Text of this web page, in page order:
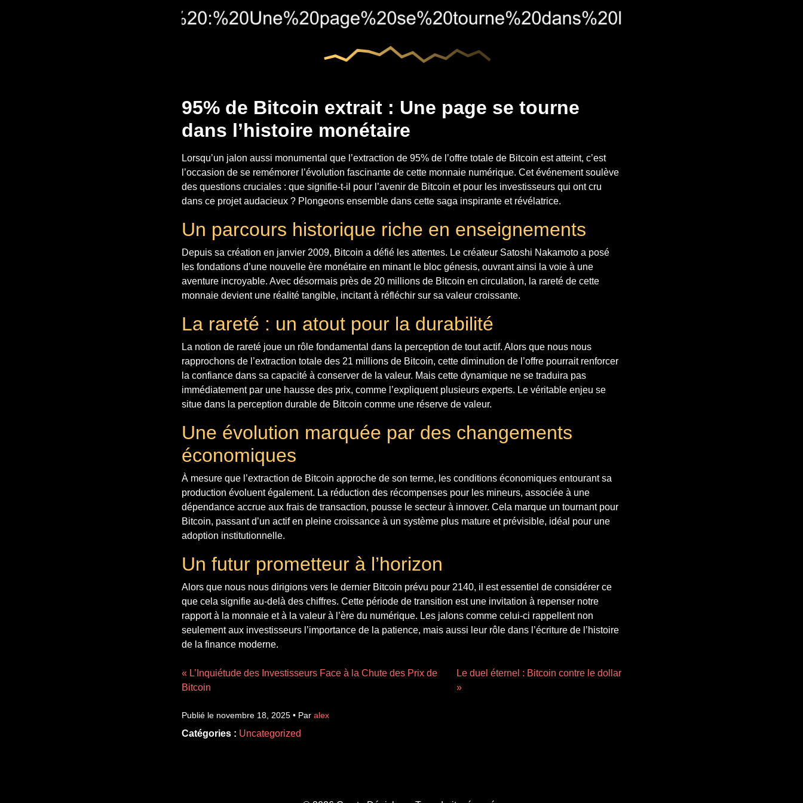
95% de Bitcoin extrait : Une page se tourne
dans l’histoire monétaire
Lorsqu’un jalon aussi monumental que l’extraction de 95% de l’offre totale de Bitcoin est atteint, c’est
l’occasion de se remémorer l’évolution fascinante de cette monnaie numérique. Cet événement soulève
des questions cruciales : que signifie-t-il pour l’avenir de Bitcoin et pour les investisseurs qui ont cru
dans ce projet audacieux ? Plongeons ensemble dans cette saga inspirante et révélatrice.
Un parcours historique riche en enseignements
Depuis sa création en janvier 2009, Bitcoin a défié les attentes. Le créateur Satoshi Nakamoto a posé
les fondations d’une nouvelle ère monétaire en minant le bloc génesis, ouvrant ainsi la voie à une
aventure incroyable. Avec désormais près de 20 millions de Bitcoin en circulation, la rareté de cette
monnaie devient une réalité tangible, incitant à réfléchir sur sa valeur croissante.
La rareté : un atout pour la durabilité
La notion de rareté joue un rôle fondamental dans la perception de tout actif. Alors que nous nous
rapprochons de l’extraction totale des 21 millions de Bitcoin, cette diminution de l’offre pourrait renforcer
la confiance dans sa capacité à conserver de la valeur. Mais cette dynamique ne se traduira pas
immédiatement par une hausse des prix, comme l’expliquent plusieurs experts. Le véritable enjeu se
situe dans la perception durable de Bitcoin comme une réserve de valeur.
Une évolution marquée par des changements
économiques
À mesure que l’extraction de Bitcoin approche de son terme, les conditions économiques entourant sa
production évoluent également. La réduction des récompenses pour les mineurs, associée à une
dépendance accrue aux frais de transaction, pousse le secteur à innover. Cela marque un tournant pour
Bitcoin, passant d’un actif en pleine croissance à un système plus mature et prévisible, idéal pour une
adoption institutionnelle.
Un futur prometteur à l’horizon
Alors que nous nous dirigions vers le dernier Bitcoin prévu pour 2140, il est essentiel de considérer ce
que cela signifie au-delà des chiffres. Cette période de transition est une invitation à repenser notre
rapport à la monnaie et à la valeur à l’ère du numérique. Les jalons comme celui-ci rappellent non
seulement aux investisseurs l’importance de la patience, mais aussi leur rôle dans l’écriture de l’histoire
de la finance moderne.
« L’Inquiétude des Investisseurs Face à la Chute des Prix de
Bitcoin
Le duel éternel : Bitcoin contre le dollar
»
Publié le novembre 18, 2025 • Par alex
Catégories : Uncategorized